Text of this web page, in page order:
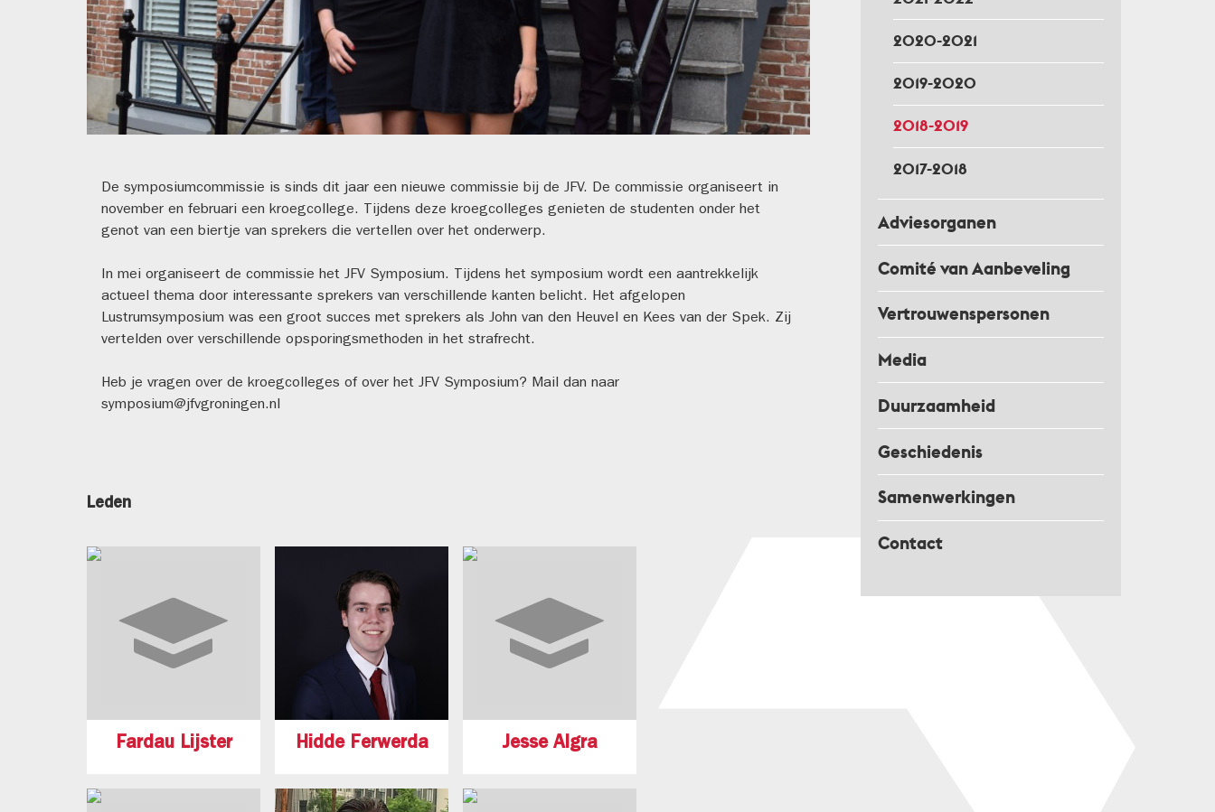
2020-2021
2019-2020
2018-2019
2017-2018
Adviesorganen
Comité van Aanbeveling
Vertrouwenspersonen
Media
Duurzaamheid
Geschiedenis
Samenwerkingen
Contact
De symposiumcommissie is sinds dit jaar een nieuwe commissie bij de JFV. De commissie organiseert in
november en februari een kroegcollege. Tijdens deze kroegcolleges genieten de studenten onder het
genot van een biertje van sprekers die vertellen over het onderwerp.
In mei organiseert de commissie het JFV Symposium. Tijdens het symposium wordt een aantrekkelijk
actueel thema door interessante sprekers van verschillende kanten belicht. Het afgelopen
Lustrumsymposium was een groot succes met sprekers als John van den Heuvel en Kees van der Spek. Zij
vertelden over verschillende opsporingsmethoden in het strafrecht.
Heb je vragen over de kroegcolleges of over het JFV Symposium? Mail dan naar
symposium@jfvgroningen.nl
Leden
Fardau Lijster Hidde Ferwerda Jesse Algra